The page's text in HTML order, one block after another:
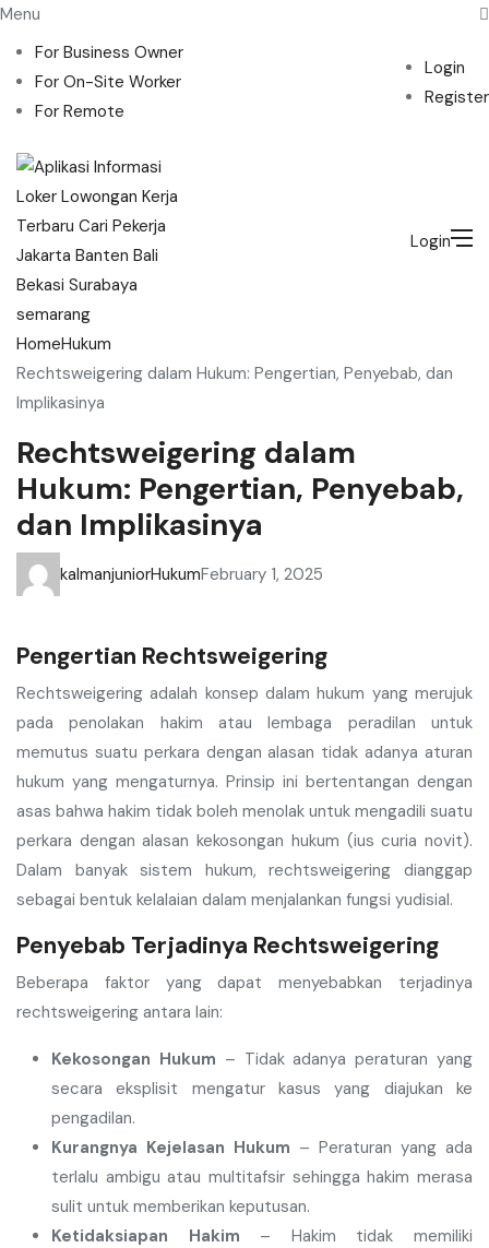
Menu
For Business Owner
For On-Site Worker
For Remote
Login
Register
Login
HomeHukum
Rechtsweigering dalam Hukum: Pengertian, Penyebab, dan
Implikasinya
Rechtsweigering dalam
Hukum: Pengertian, Penyebab,
dan Implikasinya
kalmanjuniorHukumFebruary 1, 2025
Pengertian Rechtsweigering
Rechtsweigering adalah konsep dalam hukum yang merujuk
pada penolakan hakim atau lembaga peradilan untuk
memutus suatu perkara dengan alasan tidak adanya aturan
hukum yang mengaturnya. Prinsip ini bertentangan dengan
asas bahwa hakim tidak boleh menolak untuk mengadili suatu
perkara dengan alasan kekosongan hukum (ius curia novit).
Dalam banyak sistem hukum, rechtsweigering dianggap
sebagai bentuk kelalaian dalam menjalankan fungsi yudisial.
Penyebab Terjadinya Rechtsweigering
Beberapa faktor yang dapat menyebabkan terjadinya
rechtsweigering antara lain:
Kekosongan Hukum – Tidak adanya peraturan yang
secara eksplisit mengatur kasus yang diajukan ke
pengadilan.
Kurangnya Kejelasan Hukum – Peraturan yang ada
terlalu ambigu atau multitafsir sehingga hakim merasa
sulit untuk memberikan keputusan.
Ketidaksiapan Hakim – Hakim tidak memiliki